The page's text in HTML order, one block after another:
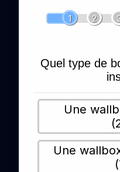
1 2
Quel type de
Une
Une